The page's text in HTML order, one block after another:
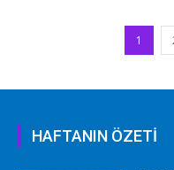
1
HAFTANIN ÖZETİ